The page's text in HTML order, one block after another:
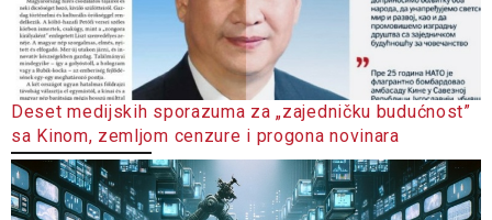
Deset medijskih sporazuma za „zajedničku budućnost”
sa Kinom, zemljom cenzure i progona novinara